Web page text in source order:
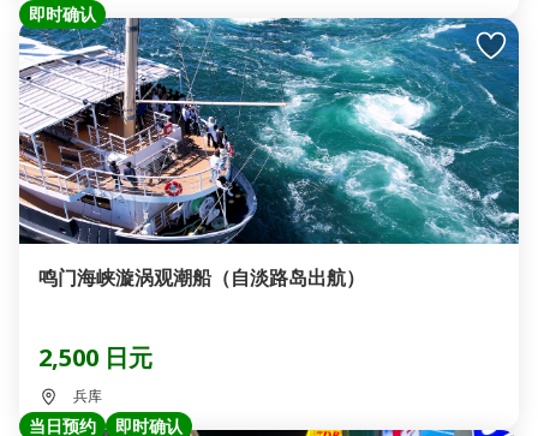
即时确认
鸣门海峡漩涡观潮船（自淡路岛出航）
2,500 日元
兵库
当日预约 即时确认